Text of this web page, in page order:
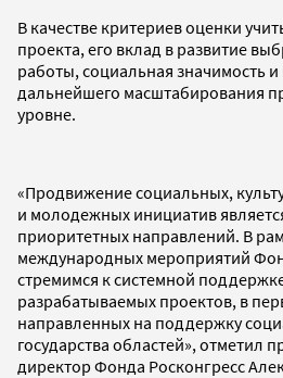
В качестве критериев оценки
проекта, его вклад в развитие
работы, социальная значимость
дальнейшего масштабирования
уровне.
«Продвижение социальных,
и молодежных инициатив
приоритетных направлений. В
международных мероприятий
стремимся к системной
разрабатываемых проектов, в
направленных на поддержку
государства областей», отметил
директор Фонда Росконгресс